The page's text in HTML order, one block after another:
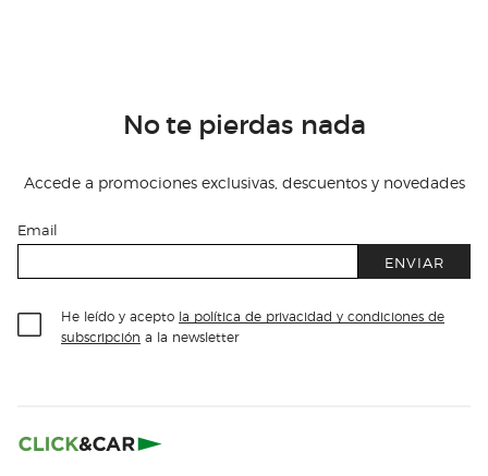
No te pierdas nada
Accede a promociones exclusivas, descuentos y novedades
Email
ENVIAR
He leído y acepto la política de privacidad y condiciones de
subscripción a la newsletter